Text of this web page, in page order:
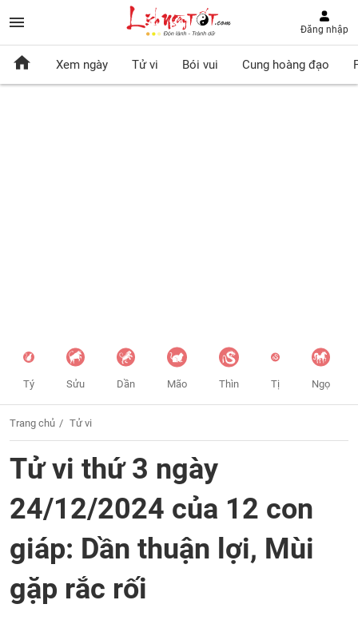
Đăng nhập
Xem ngày Tử vi Bói vui Cung hoàng đạo
Tý Sửu Dần Mão Thìn Tị Ngọ
Trang chủ Tử vi
Tử vi thứ 3 ngày
24/12/2024 của 12 con
giáp: Dần thuận lợi, Mùi
gặp rắc rối